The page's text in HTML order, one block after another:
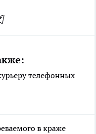
телефонных
в краже